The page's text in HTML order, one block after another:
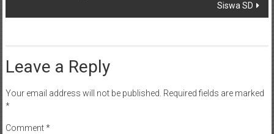
Siswa SD
Leave a Reply
Your email address will not be published. Required fields are marked
*
Comment*